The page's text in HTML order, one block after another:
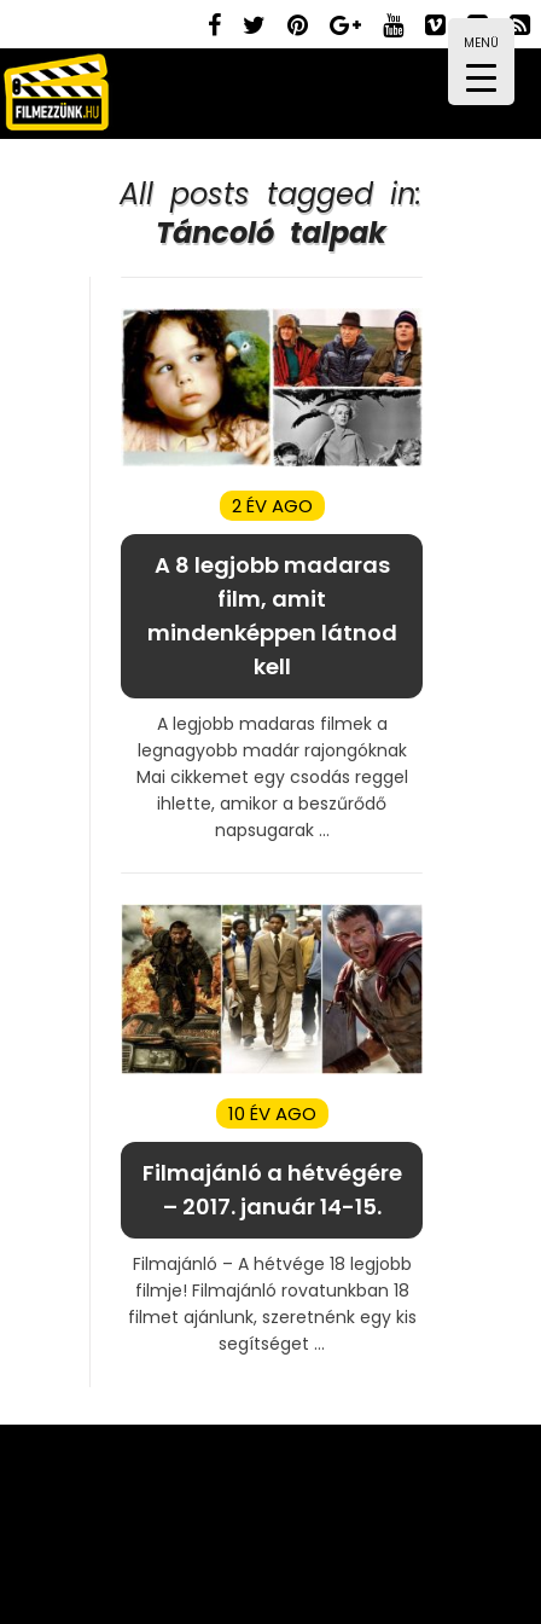
MENÜ
All posts tagged in:
Táncoló talpak
2 ÉV AGO
A 8 legjobb madaras
film, amit
mindenképpen látnod
kell
A legjobb madaras filmek a
legnagyobb madár rajongóknak
Mai cikkemet egy csodás reggel
ihlette, amikor a beszűrődő
napsugarak ...
10 ÉV AGO
Filmajánló a hétvégére
– 2017. január 14-15.
Filmajánló – A hétvége 18 legjobb
filmje! Filmajánló rovatunkban 18
filmet ajánlunk, szeretnénk egy kis
segítséget ...